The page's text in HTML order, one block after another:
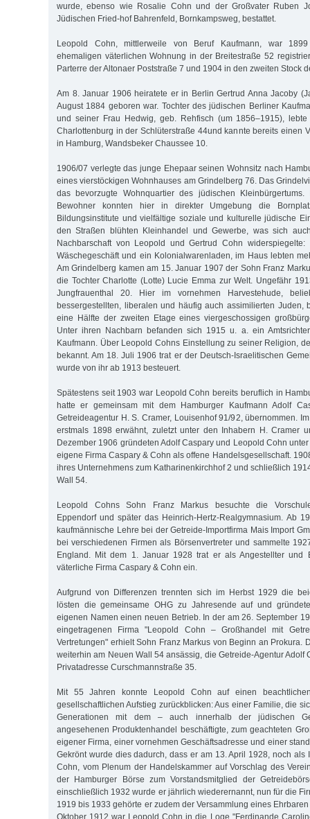
wurde, ebenso wie Rosalie Cohn und der Großvater Ruben
Jüdischen Fried-hof Bahrenfeld, Bornkampsweg, bestattet.
Leopold Cohn, mittlerweile von Beruf Kaufmann, war
ehemaligen väterlichen Wohnung in der Breitestraße 52
Parterre der Altonaer Poststraße 7 und 1904 in den zweiten Stock
Am 8. Januar 1906 heiratete er in Berlin Gertrud Anna Jacoby
August 1884 geboren war. Tochter des jüdischen Berliner
und seiner Frau Hedwig, geb. Rehfisch (um 1856–1915),
Charlottenburg in der Schlüterstraße 44und kannte bereits einen
in Hamburg, Wandsbeker Chaussee 10.
1906/07 verlegte das junge Ehepaar seinen Wohnsitz nach
eines vierstöckigen Wohnhauses am Grindelberg 76. Das
das bevorzugte Wohnquartier des jüdischen
Bewohner konnten hier in direkter Umgebung die
Bildungsinstitute und vielfältige soziale und kulturelle jüdische
den Straßen blühten Kleinhandel und Gewerbe, was sich
Nachbarschaft von Leopold und Gertrud Cohn
Wäschegeschäft und ein Kolonialwarenladen, im Haus lebten
Am Grindelberg kamen am 15. Januar 1907 der Sohn Franz
die Tochter Charlotte (Lotte) Lucie Emma zur Welt. Ungefähr
Jungfrauenthal 20. Hier im vornehmen Harvestehude,
bessergestellten, liberalen und häufig auch assimilierten Juden,
eine Hälfte der zweiten Etage eines viergeschossigen
Unter ihren Nachbarn befanden sich 1915 u. a. ein
Kaufmann. Über Leopold Cohns Einstellung zu seiner Religion,
bekannt. Am 18. Juli 1906 trat er der Deutsch-Israelitischen
wurde von ihr ab 1913 besteuert.
Spätestens seit 1903 war Leopold Cohn bereits beruflich in
hatte er gemeinsam mit dem Hamburger Kaufmann Adolf
Getreideagentur H. S. Cramer, Louisenhof 91/92, übernommen.
erstmals 1898 erwähnt, zuletzt unter den Inhabern H. Cramer
Dezember 1906 gründeten Adolf Caspary und Leopold Cohn
eigene Firma Caspary & Cohn als offene Handelsgesellschaft.
ihres Unternehmens zum Katharinenkirchhof 2 und schließlich
Wall 54.
Leopold Cohns Sohn Franz Markus besuchte die
Eppendorf und später das Heinrich-Hertz-Realgymnasium. Ab
kaufmännische Lehre bei der Getreide-Importfirma Mais Import
bei verschiedenen Firmen als Börsenvertreter und sammelte
England. Mit dem 1. Januar 1928 trat er als Angestellter und
väterliche Firma Caspary & Cohn ein.
Aufgrund von Differenzen trennten sich im Herbst 1929 die
lösten die gemeinsame OHG zu Jahresende auf und
eigenen Namen einen neuen Betrieb. In der am 26. September
eingetragenen Firma "Leopold Cohn – Großhandel mit
Vertretungen" erhielt Sohn Franz Markus von Beginn an Prokura.
weiterhin am Neuen Wall 54 ansässig, die Getreide-Agentur Adolf
Privatadresse Curschmannstraße 35.
Mit 55 Jahren konnte Leopold Cohn auf einen
gesellschaftlichen Aufstieg zurückblicken: Aus einer Familie, die
Generationen mit dem – auch innerhalb der jüdischen
angesehenen Produktenhandel beschäftigte, zum geachteten
eigener Firma, einer vornehmen Geschäftsadresse und einer
Gekrönt wurde dies dadurch, dass er am 13. April 1928, noch als
Cohn, vom Plenum der Handelskammer auf Vorschlag des
der Hamburger Börse zum Vorstandsmitglied der
einschließlich 1932 wurde er jährlich wiederernannt, nun für die
1919 bis 1933 gehörte er zudem der Versammlung eines
Oktober 1912 war Leopold Cohn in die Loge "Ferdinande